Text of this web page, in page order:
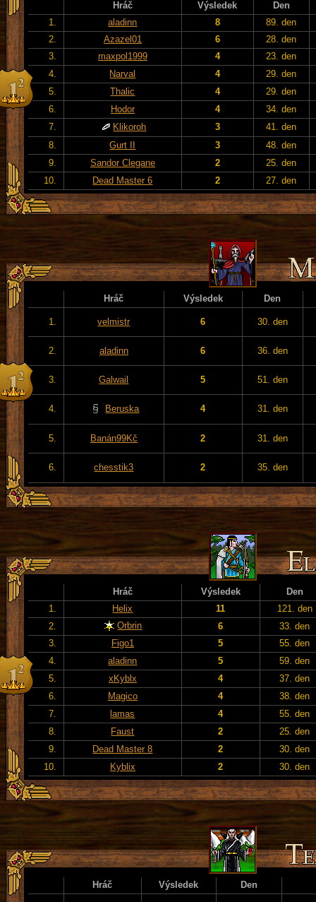
Hráč Výsledek
Den
1.
aladinn 8
89. den
2.
Azazel01 6
28. den
3.
maxpol1999 4
23. den
4.
Narval 4
29. den
5.
Thalic 4
29. den
6.
Hodor 4
34. den
7.
Klikoroh 3
41. den
8.
Gurt II 3
48. den
9.
Sandor Clegane 2
25. den
10.
Dead Master 6 2 27. den
Hráč Výsledek Den
1. velmistr 6 30. den
2. aladinn 6 36. den
3. Galwail 5 51. den
4. Beruska 4 31. den
5. Banán99Kč 2 31. den
6. chesstik3 2 35. den
Hráč Výsledek
Den
1.
Helix 11
121. den
2.
Orbrin 6
33. den
3.
Figo1 5
55. den
4.
aladinn 5
59. den
5.
xKyblx 4
37. den
6.
Magico 4
38. den
7.
lamas 4
55. den
8.
Faust 2
25. den
9.
Dead Master 8 2
30. den
10.
Kyblix 2 30. den
Hráč Výsledek Den